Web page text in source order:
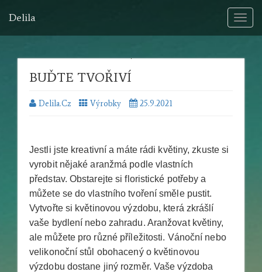
Delila
BUĎTE TVOŘIVÍ
Delila.cz Výrobky 25.9.2021
Jestli jste kreativní a máte rádi květiny, zkuste si
vyrobit nějaké aranžmá podle vlastních
představ. Obstarejte si floristické potřeby a
můžete se do vlastního tvoření směle pustit.
Vytvořte si květinovou výzdobu, která zkrášlí
vaše bydlení nebo zahradu. Aranžovat květiny,
ale můžete pro různé příležitosti. Vánoční nebo
velikonoční stůl obohacený o květinovou
výzdobu dostane jiný rozměr. Vaše výzdoba